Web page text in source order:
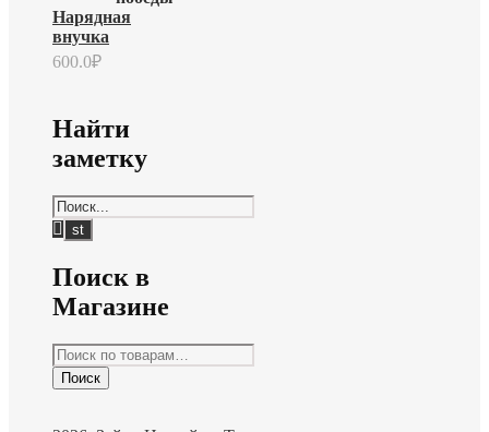
Нарядная
внучка
600.0₽
Найти
заметку
Поиск в
Магазине
Искать:
Поиск